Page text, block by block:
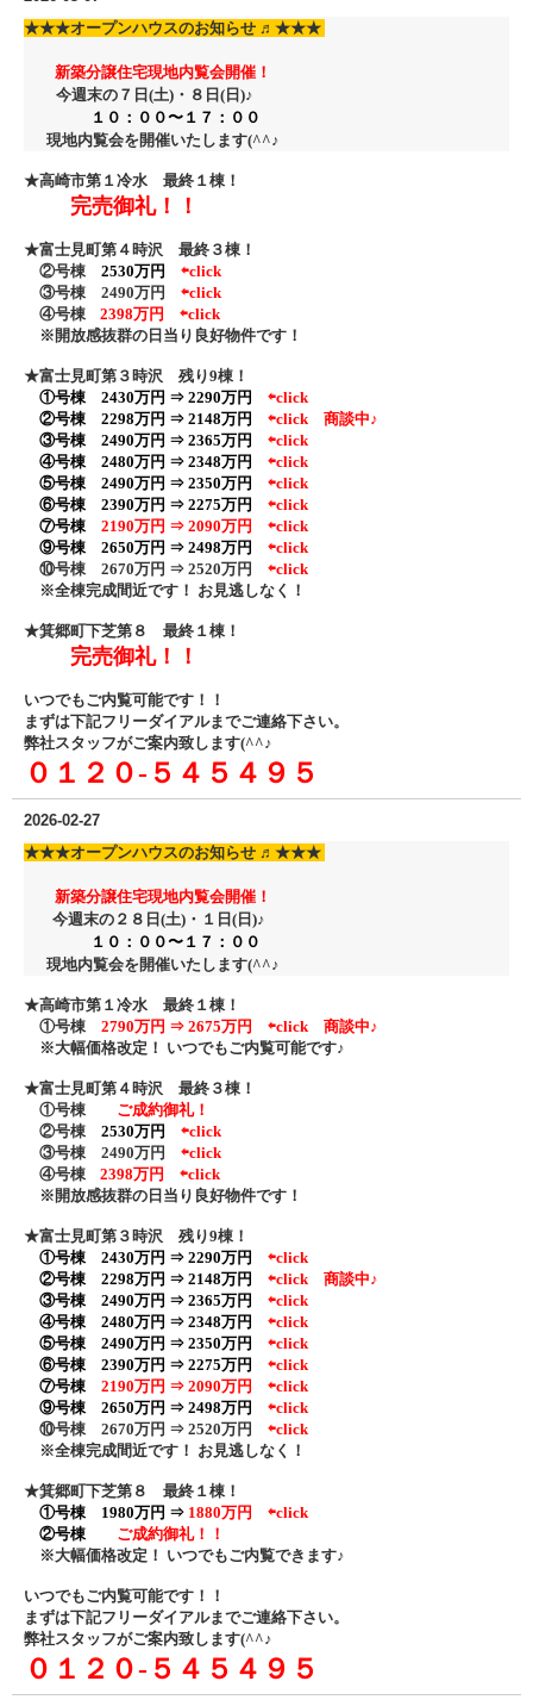
★★★オープンハウスのお知らせ ♬ ★★★
新築分譲住宅現地内覧会開催！
今週末の７日(土)・８日 (日)♪
１０：００〜１７：００
現地内覧会を開催いたします(^^♪
★高崎市第１冷水 最終１棟！
完売御礼！！
★富士見町第４時沢 最終３棟！
②号棟 2530万円
⇦click
③号棟 2490万円 ⇦click
④号棟
2398万円 ⇦click
※開放感抜群の日当り良好物件です！
★富士見町第３時沢 残り9棟！
①号棟 2430万円 ⇒ 2290万円
⇦click
②号棟
2298万円 ⇒ 2148万円 ⇦click
商談中♪
③号棟 2490万円 ⇒ 2365万円
⇦click
④号棟 2480万円 ⇒ 2348万円
⇦click
⑤号棟 2490万円 ⇒ 2350万円
⇦click
⑥号棟 2390万円 ⇒ 2275万円
⇦click
⑦号棟
2190万円 ⇒ 2090万円 ⇦click
⑨号棟 2650万円 ⇒ 2498万円
⇦click
⑩号棟 2670万円 ⇒ 2520万円 ⇦click
※全棟完成間近です！ お見逃しなく！
★箕郷町下芝第８ 最終１棟！
完売御礼！！
いつでもご内覧可能です！！
まずは下記フリーダイアルまでご連絡下さい。
弊社スタッフがご案内致します(^^♪
０１２０‐５４５４９５
2026-02-27
★★★オープンハウスのお知らせ ♬ ★★★
新築分譲住宅現地内覧会開催！
今週末の２８日(土)・１日 (日)♪
１０：００〜１７：００
現地内覧会を開催いたします(^^♪
★高崎市第１冷水 最終１棟！
①号棟 2790万円 ⇒ 2675万円 ⇦click
商談中♪
※大幅価格改定！ いつでもご内覧可能です♪
★富士見町第４時沢 最終３棟！
①号棟 ご成約御礼！
②号棟 2530万円
⇦click
③号棟 2490万円 ⇦click
④号棟
2398万円 ⇦click
※開放感抜群の日当り良好物件です！
★富士見町第３時沢 残り9棟！
①号棟 2430万円 ⇒ 2290万円
⇦click
②号棟
2298万円 ⇒ 2148万円 ⇦click
商談中♪
③号棟 2490万円 ⇒ 2365万円
⇦click
④号棟 2480万円 ⇒ 2348万円
⇦click
⑤号棟 2490万円 ⇒ 2350万円
⇦click
⑥号棟 2390万円 ⇒ 2275万円
⇦click
⑦号棟
2190万円 ⇒ 2090万円 ⇦click
⑨号棟 2650万円 ⇒ 2498万円
⇦click
⑩号棟 2670万円 ⇒ 2520万円 ⇦click
※全棟完成間近です！ お見逃しなく！
★箕郷町下芝第８ 最終１棟！
①号棟 1980万円 ⇒ 1880万円
⇦click
②号棟
ご成約御礼！！
※大幅価格改定！ いつでもご内覧できます♪
いつでもご内覧可能です！！
まずは下記フリーダイアルまでご連絡下さい。
弊社スタッフがご案内致します(^^♪
０１２０‐５４５４９５